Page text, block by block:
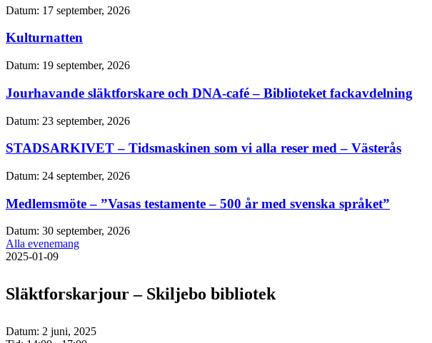
Datum: 17 september, 2026
Kulturnatten
Datum: 19 september, 2026
Jourhavande släktforskare och DNA-café – Biblioteket fackavdelning
Datum: 23 september, 2026
STADSARKIVET – Tidsmaskinen som vi alla reser med – Västerås
Datum: 24 september, 2026
Medlemsmöte – ”Vasas testamente – 500 år med svenska språket”
Datum: 30 september, 2026
Alla evenemang
2025-01-09
Släktforskarjour – Skiljebo bibliotek
Datum: 2 juni, 2025